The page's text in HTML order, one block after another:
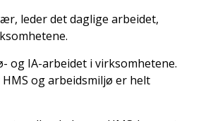
leder det daglige arbeidet,
og IA-arbeidet i virksomhetene.
og arbeidsmiljø er helt